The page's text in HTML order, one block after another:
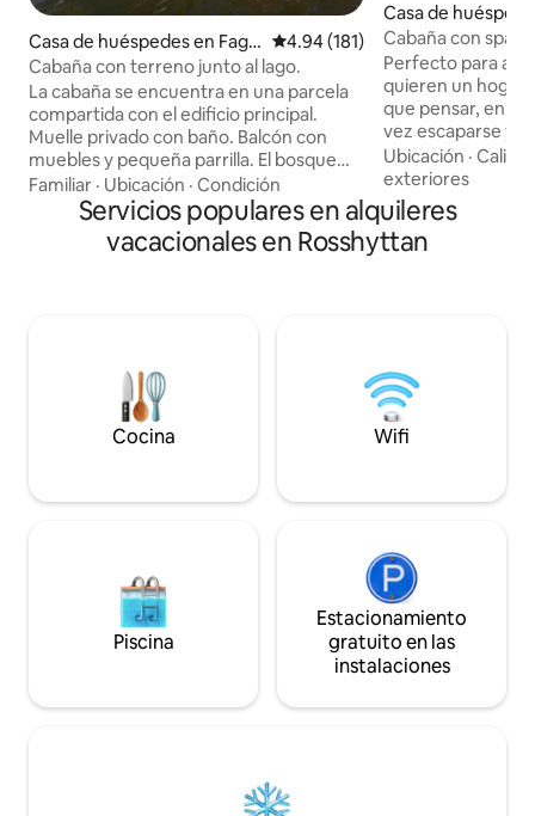
Casa de huéspedes en Fage
rsta
Calificación promedio: 4.94 de
4.94 (181)
Cabaña con terreno junto al lago.
La cabaña se encuentra en una parcela
compartida con el edificio principal.
Muelle privado con baño. Balcón con
muebles y pequeña parrilla. El bosque
está a la vuelta de la esquina, donde se
pueden recoger bayas y setas. A 7 km
de la ciudad con tiendas y demás. La
cabaña tiene una cocina con nevera.
incluidas. El desayuno se puede pedir
según acuerdo. 100 SEK/pers Hay wifi.
Canoa y bote de remos disponibles para
Familiar · Ubicación · Condición
Casa de
ksund
Cabaña con spa,
Perfecto para
quieren un hogar
que pensar, en un
vez escaparse y
una acogedora
un jacuzzi bajo
privada. Casa de huéspedes moderna de
de estar, cocina,
en cuenta que la
incluida en el
Ubicación ·
exteriores
Servicios populares en alquileres
vacacionales en Rosshyttan
Cocina Wifi
Piscina
Estacionamiento
gratuito en las
instalaciones